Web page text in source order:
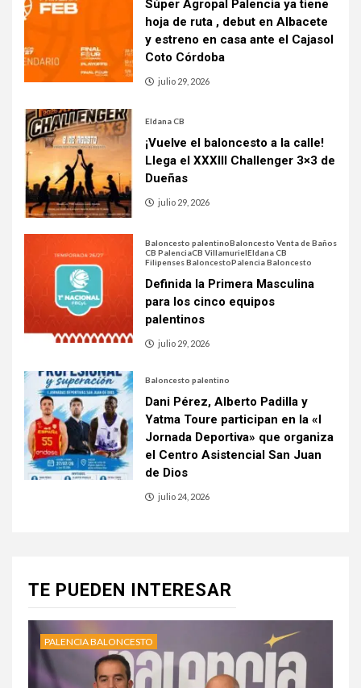
Súper Agropal Palencia ya tiene
hoja de ruta , debut en Albacete
y estreno en casa ante el Cajasol
Coto Córdoba
julio 29, 2026
Eldana CB
¡Vuelve el baloncesto a la calle!
Llega el XXXIII Challenger 3×3 de
Dueñas
julio 29, 2026
Baloncesto palentinoBaloncesto Venta de Baños
CB PalenciaCB VillamurielEldana CB
Filipenses BaloncestoPalencia Baloncesto
Definida la Primera Masculina
para los cinco equipos
palentinos
julio 29, 2026
Baloncesto palentino
Dani Pérez, Alberto Padilla y
Yatma Toure participan en la «I
Jornada Deportiva» que organiza
el Centro Asistencial San Juan
de Dios
julio 24, 2026
TE PUEDEN INTERESAR
PALENCIA BALONCESTO